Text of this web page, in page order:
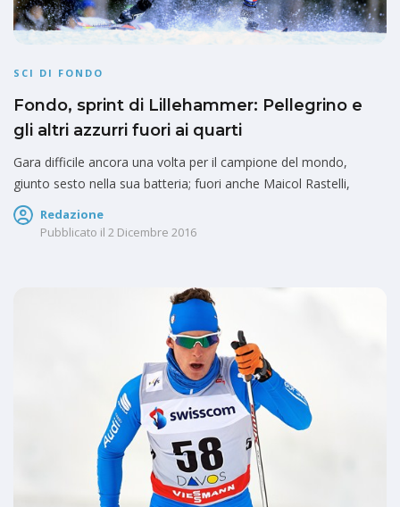
SCI DI FONDO
Fondo, sprint di Lillehammer: Pellegrino e
gli altri azzurri fuori ai quarti
Gara difficile ancora una volta per il campione del mondo,
giunto sesto nella sua batteria; fuori anche Maicol Rastelli,
Redazione
Pubblicato il 2 Dicembre 2016